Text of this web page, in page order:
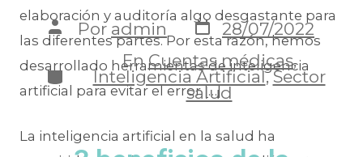
Por admin
28/07/2022
EnCuentas médicas,
Inteligencia Artificial,Sector
salud
elaboración y auditoría algo desgastante para
las diferentes partes. Por esta razón, hemos
desarrollado herramientas de inteligencia
artificial para evitar el error […]
La inteligencia artificial en la salud ha